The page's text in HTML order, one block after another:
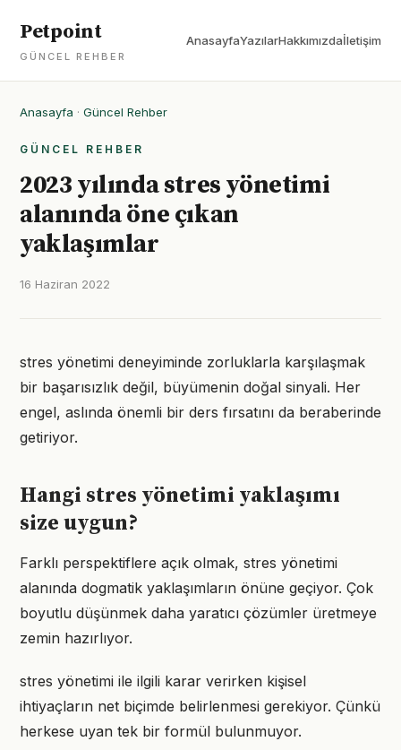
Petpoint
GÜNCEL REHBER
AnasayfaYazılarHakkımızdaİletişim
Anasayfa · Güncel Rehber
GÜNCEL REHBER
2023 yılında stres yönetimi
alanında öne çıkan
yaklaşımlar
16 Haziran 2022
stres yönetimi deneyiminde zorluklarla karşılaşmak
bir başarısızlık değil, büyümenin doğal sinyali. Her
engel, aslında önemli bir ders fırsatını da beraberinde
getiriyor.
Hangi stres yönetimi yaklaşımı
size uygun?
Farklı perspektiflere açık olmak, stres yönetimi
alanında dogmatik yaklaşımların önüne geçiyor. Çok
boyutlu düşünmek daha yaratıcı çözümler üretmeye
zemin hazırlıyor.
stres yönetimi ile ilgili karar verirken kişisel
ihtiyaçların net biçimde belirlenmesi gerekiyor. Çünkü
herkese uyan tek bir formül bulunmuyor.